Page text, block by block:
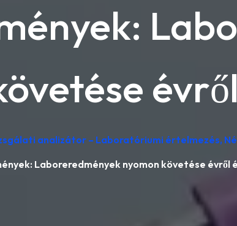
analizátor – Laboratóriumi értelmezés,
Laboreredmények nyomon követése évről